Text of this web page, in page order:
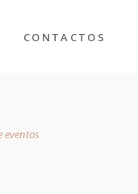
CONTACTOS
eventos